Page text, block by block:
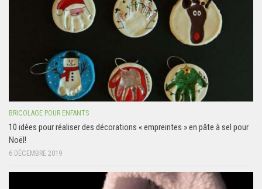
BRICOLAGE POUR ENFANTS
10 idées pour réaliser des décorations « empreintes » en pâte à sel pour
Noël!
6 DÉCEMBRE 2019